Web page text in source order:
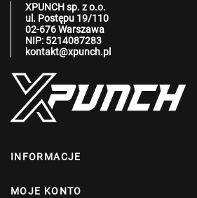
XPUNCH sp. z o.o.
ul. Postępu 19/110
02-676 Warszawa
NIP: 5214087283
kontakt@xpunch.pl
INFORMACJE
MOJE KONTO